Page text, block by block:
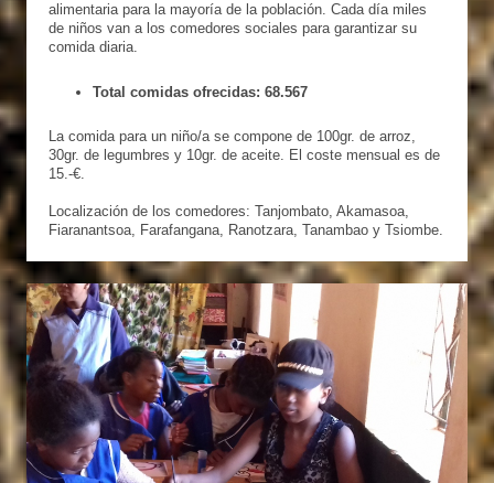
alimentaria para la mayoría de la población. Cada día miles
de niños van a los comedores sociales para garantizar su
comida diaria.
Total comidas ofrecidas: 68.567
La comida para un niño/a se compone de 100gr. de arroz,
30gr. de legumbres y 10gr. de aceite. El coste mensual es de
15.-€.
Localización de los comedores: Tanjombato, Akamasoa,
Fiaranantsoa, Farafangana, Ranotzara, Tanambao y Tsiombe.